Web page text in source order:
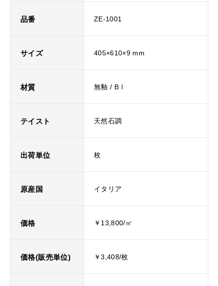
品番 ZE-1001
サイズ 405×610×9 mm
材質 無釉 / BⅠ
テイスト 天然石調
出荷単位 枚
原産国 イタリア
価格 ￥13,800/㎡
価格(販売単位) ￥3,408/枚